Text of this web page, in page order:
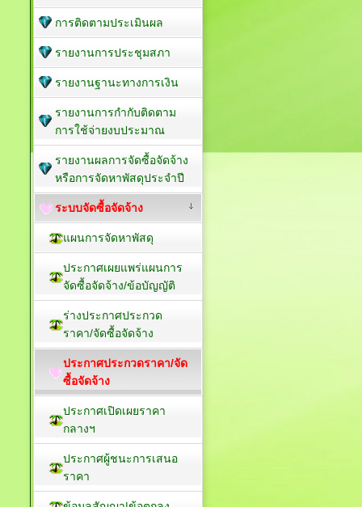
การติดตามประเมินผล
รายงานการประชุมสภา
รายงานฐานะทางการเงิน
รายงานการกำกับติดตาม
การใช้จ่ายงบประมาณ
รายงานผลการจัดซื้อจัดจ้าง
หรือการจัดหาพัสดุประจำปี
ระบบจัดซื้อจัดจ้าง
แผนการจัดหาพัสดุ
ประกาศเผยแพร่แผนการ
จัดซื้อจัดจ้าง/ข้อบัญญัติ
ร่างประกาศประกวด
ราคา/จัดซื้อจัดจ้าง
ประกาศประกวดราคา/จัด
ซื้อจัดจ้าง
ประกาศเปิดเผยราคา
กลางฯ
ประกาศผู้ชนะการเสนอ
ราคา